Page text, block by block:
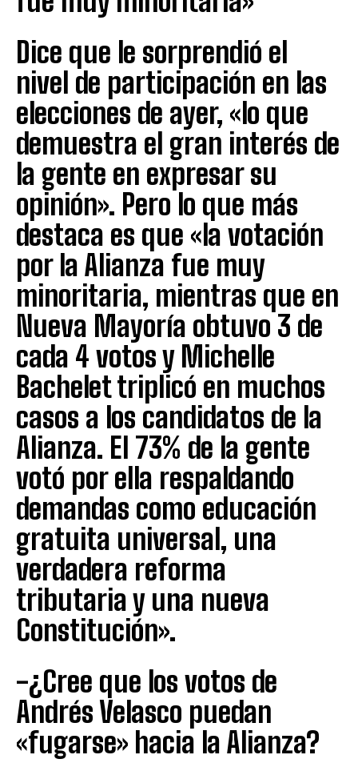
Dice que le sorprendió el
nivel de participación en las
elecciones de ayer, «lo que
demuestra el gran interés de
la gente en expresar su
opinión». Pero lo que más
destaca es que «la votación
por la Alianza fue muy
minoritaria, mientras que en
Nueva Mayoría obtuvo 3 de
cada 4 votos y Michelle
Bachelet triplicó en muchos
casos a los candidatos de la
Alianza. El 73% de la gente
votó por ella respaldando
demandas como educación
gratuita universal, una
verdadera reforma
tributaria y una nueva
Constitución».
-¿Cree que los votos de
Andrés Velasco puedan
«fugarse» hacia la Alianza?